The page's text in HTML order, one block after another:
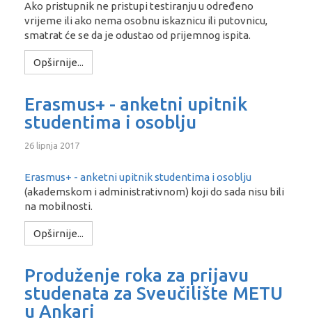
Ako pristupnik ne pristupi testiranju u određeno
vrijeme ili ako nema osobnu iskaznicu ili putovnicu,
smatrat će se da je odustao od prijemnog ispita.
Opširnije...
Erasmus+ - anketni upitnik
studentima i osoblju
26 lipnja 2017
Erasmus+ - anketni upitnik studentima i osoblju
(akademskom i administrativnom) koji do sada nisu bili
na mobilnosti.
Opširnije...
Produženje roka za prijavu
studenata za Sveučilište METU
u Ankari